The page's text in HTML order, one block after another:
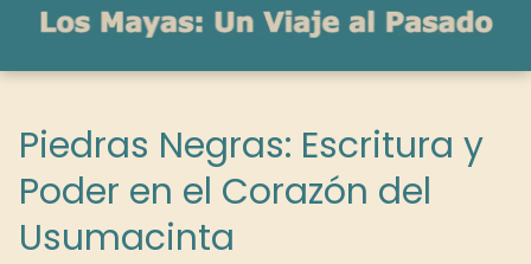
Piedras Negras: Escritura y
Poder en el Corazón del
Usumacinta